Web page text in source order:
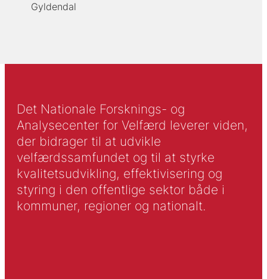
Gyldendal
Det Nationale Forsknings- og
Analysecenter for Velfærd leverer viden,
der bidrager til at udvikle
velfærdssamfundet og til at styrke
kvalitetsudvikling, effektivisering og
styring i den offentlige sektor både i
kommuner, regioner og nationalt.